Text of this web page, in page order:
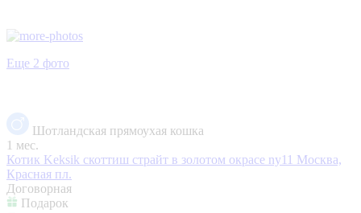
Еще 2 фото
Шотландская прямоухая кошка
1 мес.
Котик Keksik скоттиш страйт в золотом окрасе ny11 Москва,
Красная пл.
Договорная
Подарок